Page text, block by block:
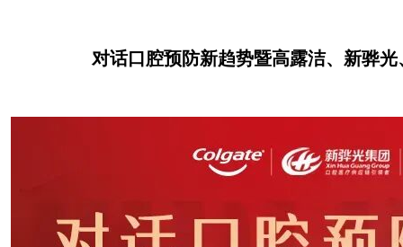
对话口腔预防新趋势暨高露洁、新骅